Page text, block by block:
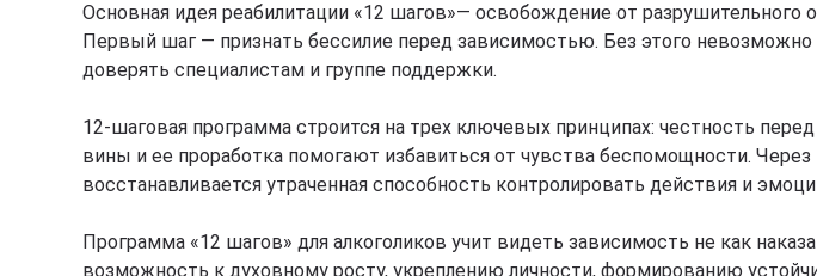
Основная идея реабилитации «12 шагов»— освобождение от разрушительного
Первый шаг — признать бессилие перед зависимостью. Без этого
доверять специалистам и группе поддержки.
12-шаговая программа строится на трех ключевых принципах: честность
вины и ее проработка помогают избавиться от чувства беспомощности.
восстанавливается утраченная способность контролировать действия и
Программа «12 шагов» для алкоголиков учит видеть зависимость не как
возможность к духовному росту, укреплению личности, формированию